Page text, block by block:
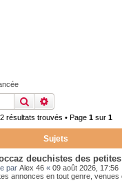
Rechercher
2 résultats trouvés • Page 1sur 1
Sujets
deuchistes des
par Alex 46 « 09 août 2026, 17:56
annonces en tout genre, venues